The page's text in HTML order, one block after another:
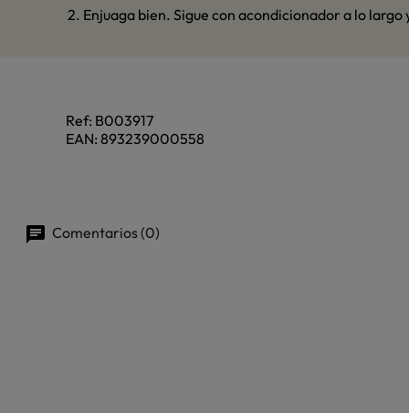
2. Enjuaga bien. Sigue con acondicionador a lo largo
Ref: B003917
EAN: 893239000558
Comentarios (0)